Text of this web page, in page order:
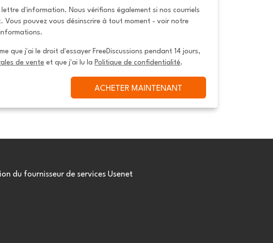
d'information. Nous vérifions également si nos courriels
pouvez vous désinscrire à tout moment - voir notre
que j'ai le droit d'essayer FreeDiscussions pendant 14 jours,
de vente et que j'ai lu la Politique de confidentialité.
ACHETER MAINTENANT
du fournisseur de services Usenet